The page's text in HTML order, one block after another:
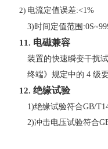
2) 电流定值误差:<1%
3)时间定值范围
11. 电磁兼容
装置的快速瞬变干扰
终端》规定中的4级
12. 绝缘试验
1)绝缘试验符合GB/
2)冲击电压试验符合